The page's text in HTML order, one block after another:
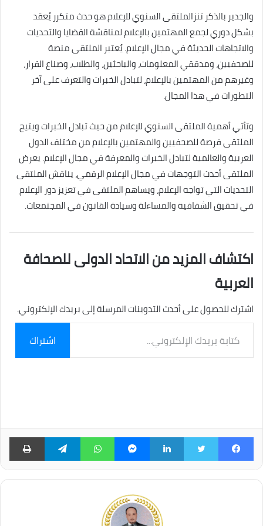
والجدير بالذكر تنزالملتقى السنوي للإعلام هو حدث متكرر يُعقد
بشكل دوري لجمع المهتمين بالإعلام لمناقشة القضايا والتحديات
والاتجاهات الحديثة في مجال الإعلام. يُعتبر الملتقى منصة
للصحفيين، ومدققي المعلومات، والباحثين، والطلاب، وصناع القرار،
وغيرهم من المهتمين بالإعلام، لتبادل الخبرات والتعرف على آخر
التطورات في هذا المجال.
وتأتي أهمية الملتقى السنوي للإعلام من حيث تبادل الخبرات ويتيح
الملتقى فرصة للصحفيين والمهتمين بالإعلام من مختلف الدول
العربية والعالمية لتبادل الخبرات والمعرفة في مجال الإعلام. يعرض
الملتقى أحدث التوجهات في مجال الإعلام الرقمي، يناقش الملتقى
التحديات التي تواجه الإعلام، ويساهم الملتقى في تعزيز دور الإعلام
في تحقيق الشفافية والمساءلة وسيادة القانون في المجتمعات.
اكتشاف المزيد من الاتحاد الدولى للصحافة
العربية
اشترك للحصول على أحدث التدوينات المرسلة إلى بريدك الإلكتروني.
بريدك
الإلكتروني...
اشتراك
فيسبوك لينكدإن ماسنجر واتساب تيلقرام